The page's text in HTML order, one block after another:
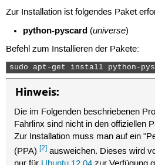
Zur Installation ist folgendes Paket
python-pyscard (universe)
Befehl zum Installieren der Pakete:
sudo apt-get install python-
Hinweis:
Die im Folgenden beschriebenen
Fahrlinx sind nicht in den offiziellen
Zur Installation muss man auf ein
(PPA)[2] ausweichen. Dieses wird